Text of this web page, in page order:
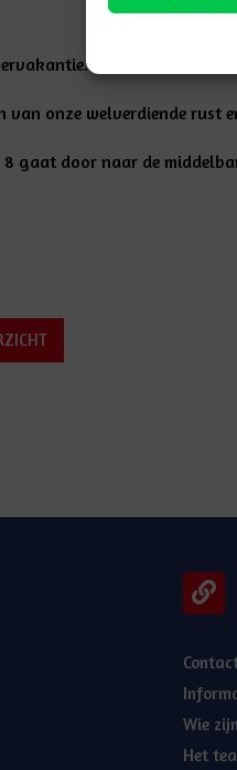
van onze welverdiende rust
8 gaat door naar de
Wie
Het